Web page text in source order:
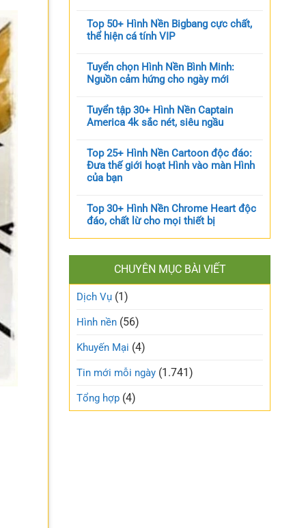
Top 50+ Hình Nền Bigbang cực chất,
thể hiện cá tính VIP
Tuyển chọn Hình Nền Bình Minh:
Nguồn cảm hứng cho ngày mới
Tuyển tập 30+ Hình Nền Captain
America 4k sắc nét, siêu ngầu
Top 25+ Hình Nền Cartoon độc đáo:
Đưa thế giới hoạt Hình vào màn Hình
của bạn
Top 30+ Hình Nền Chrome Heart độc
đáo, chất lừ cho mọi thiết bị
CHUYÊN MỤC BÀI VIẾT
Dịch Vụ (1)
Hình nền (56)
Khuyến Mại (4)
Tin mới mỗi ngày (1.741)
Tổng hợp (4)